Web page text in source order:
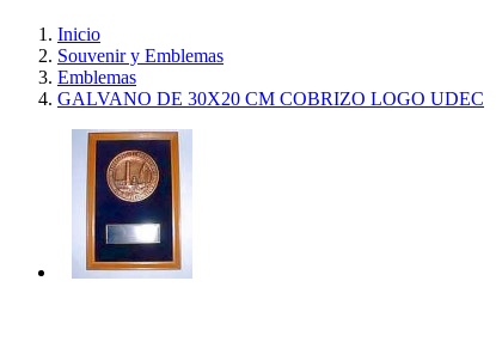
Inicio
Souvenir y Emblemas
Emblemas
GALVANO DE 30X20 CM COBRIZO LOGO UDEC